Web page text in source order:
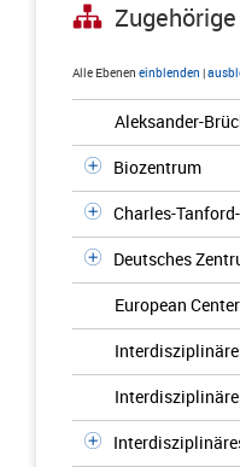
Alle Ebenen einblenden |
Aleksander-
Biozentrum
Charles-
Deutsches
European